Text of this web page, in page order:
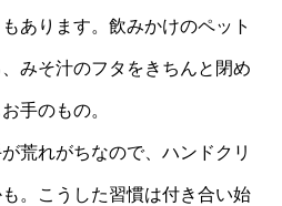
あります。飲みかけのペット
みそ汁のフタをきちんと閉め
手のもの。
荒れがちなので、ハンドクリ
。こうした習慣は付き合い始